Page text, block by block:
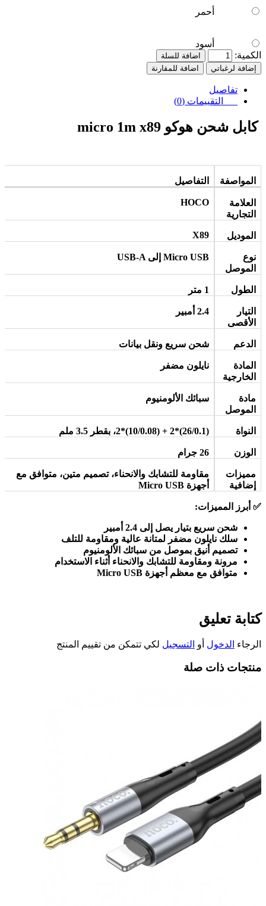
أحمر
أسود
الكمية:
اضافة للسلة
إضافة لرغباتي
اضافة للمقارنة
تفاصيل
التقييمات (0)
كابل شحن هوكو micro 1m x89
المواصفة التفاصيل
العلامة
التجارية
HOCO
الموديل X89
نوع
الموصل
USB-A إلى Micro USB
الطول 1 متر
التيار
الأقصى
2.4 أمبير
الدعم شحن سريع ونقل بيانات
المادة
الخارجية
نايلون مضفر
مادة
الموصل
سبائك الألومنيوم
النواة (26/0.1)*2 + (10/0.08)*2 ، بقطر 3.5 ملم
الوزن 26 جرام
مميزات
إضافية
مقاومة للتشابك والانحناء، تصميم متين، متوافق مع
أجهزة
✅ أبرز المميزات:
شحن سريع بتيار يصل إلى 2.4 أمبير
سلك نايلون مضفر لمتانة عالية ومقاومة للتلف
تصميم أنيق بموصل من سبائك الألومنيوم
مرونة ومقاومة للتشابك والانحناء أثناء الاستخدام
متوافق مع معظم أجهزة
كتابة تعليق
الرجاء الدخول أو التسجيل لكي تتمكن من تقييم المنتج
منتجات ذات صلة